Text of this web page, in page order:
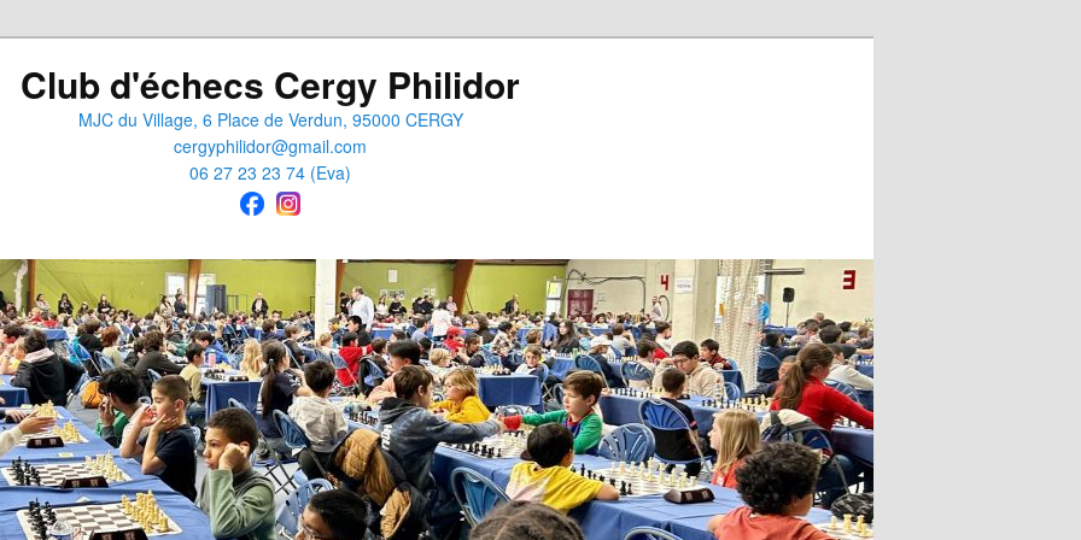
Club d'échecs Cergy Philidor
MJC du Village, 6 Place de Verdun, 95000 CERGY
cergyphilidor@gmail.com
06 27 23 23 74 (Eva)